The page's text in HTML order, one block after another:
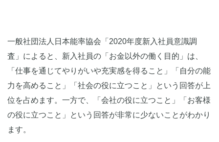
一般社団法人日本能率協会「2020年度新入社員意識調
査」によると、新入社員の「お金以外の働く目的」は、
「仕事を通じてやりがいや充実感を得ること」「自分の能
力を高めること」「社会の役に立つこと」という回答が上
位を占めます。一方で、「会社の役に立つこと」「お客様
の役に立つこと」という回答が非常に少ないことがわかり
ます。